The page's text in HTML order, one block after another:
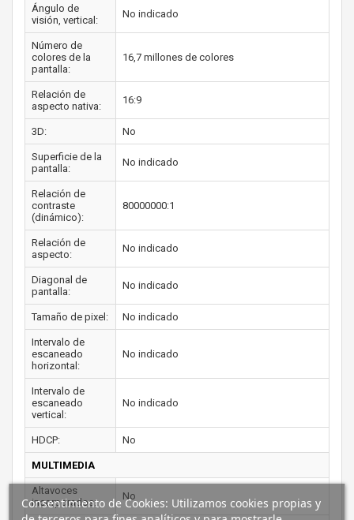
Ángulo de
visión, vertical:
No indicado
Número de
colores de la
pantalla:
16,7 millones de colores
Relación de
aspecto nativa:
16:9
3D: No
Superficie de la
pantalla:
No indicado
Relación de
contraste
(dinámico):
80000000:1
Relación de
aspecto:
No indicado
Diagonal de
pantalla:
No indicado
Tamaño de pixel: No indicado
Intervalo de
escaneado
horizontal:
No indicado
Intervalo de
escaneado
vertical:
No indicado
HDCP: No
MULTIMEDIA
Altavoces
incorporados:
No
Consentimiento de Cookies: Utilizamos cookies propias y